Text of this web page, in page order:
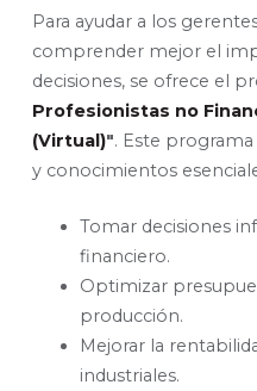
Para ayudar a los
comprender mejor el
decisiones, se ofrece el
Profesionistas no
(Virtual)". Este
y conocimientos
Tomar decisiones
financiero.
Optimizar
producción.
Mejorar la
industriales.